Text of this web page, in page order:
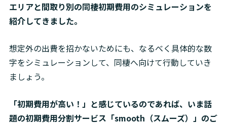
エリアと間取り別の同棲初期費用のシミュレーションを
紹介してきました。
想定外の出費を招かないためにも、なるべく具体的な数
字をシミュレーションして、同棲へ向けて行動していき
ましょう。
「初期費用が高い！」と感じているのであれば、いま話
題の初期費用分割サービス「smooth（スムーズ）」のご